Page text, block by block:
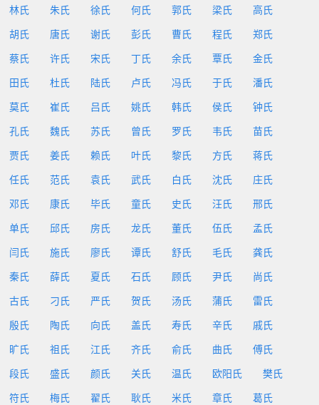
林氏 朱氏 徐氏 何氏 郭氏 梁氏 高氏
胡氏 唐氏 谢氏 彭氏 曹氏 程氏 郑氏
蔡氏 许氏 宋氏 丁氏 余氏 覃氏 金氏
田氏 杜氏 陆氏 卢氏 冯氏 于氏 潘氏
莫氏 崔氏 吕氏 姚氏 韩氏 侯氏 钟氏
孔氏 魏氏 苏氏 曾氏 罗氏 韦氏 苗氏
贾氏 姜氏 赖氏 叶氏 黎氏 方氏 蒋氏
任氏 范氏 袁氏 武氏 白氏 沈氏 庄氏
邓氏 康氏 毕氏 童氏 史氏 汪氏 邢氏
单氏 邱氏 房氏 龙氏 董氏 伍氏 孟氏
闫氏 施氏 廖氏 谭氏 舒氏 毛氏 龚氏
秦氏 薛氏 夏氏 石氏 顾氏 尹氏 尚氏
古氏 刁氏 严氏 贺氏 汤氏 蒲氏 雷氏
殷氏 陶氏 向氏 盖氏 寿氏 辛氏 戚氏
旷氏 祖氏 江氏 齐氏 俞氏 曲氏 傅氏
段氏 盛氏 颜氏 关氏 温氏 欧阳氏 樊氏
符氏 梅氏 翟氏 耿氏 米氏 章氏 葛氏